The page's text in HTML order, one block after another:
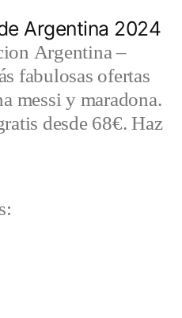
Argentina 2024
Argentina –
fabulosas ofertas
messi y maradona.
desde 68€. Haz